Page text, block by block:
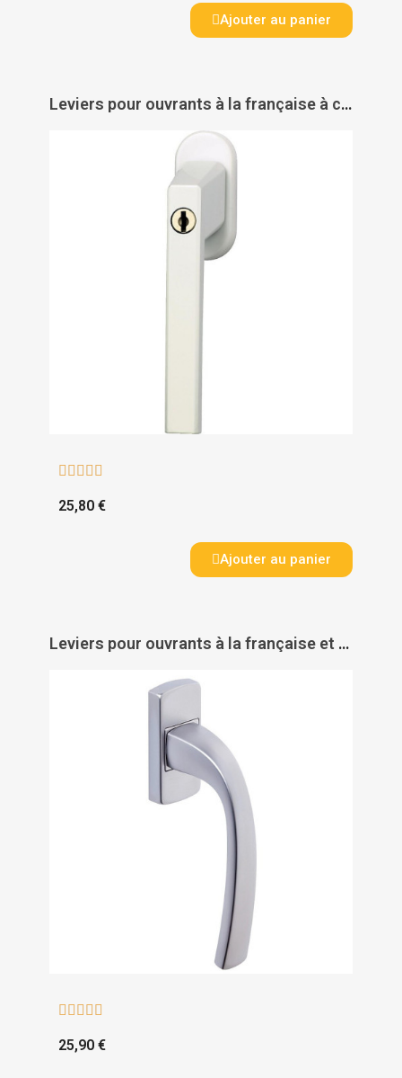
Ajouter au panier
Leviers pour ouvrants à la française à condamnation FG 110 - ABUS
    
25,80 €
Ajouter au panier
Leviers pour ouvrants à la française et oscillo-battants béquille Muze - VACHETTE ASSA ABLOY
    
25,90 €